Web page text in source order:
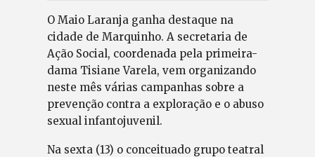
O Maio Laranja ganha destaque na
cidade de Marquinho. A secretaria de
Ação Social, coordenada pela primeira-
dama Tisiane Varela, vem organizando
neste mês várias campanhas sobre a
prevenção contra a exploração e o abuso
sexual infantojuvenil.
Na sexta (13) o conceituado grupo teatral